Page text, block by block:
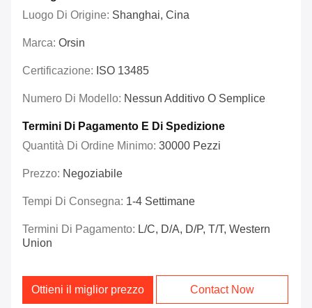
Luogo Di Origine: Shanghai, Cina
Marca: Orsin
Certificazione: ISO 13485
Numero Di Modello: Nessun Additivo O Semplice
Termini Di Pagamento E Di Spedizione
Quantità Di Ordine Minimo: 30000 Pezzi
Prezzo: Negoziabile
Tempi Di Consegna: 1-4 Settimane
Termini Di Pagamento: L/C, D/A, D/P, T/T, Western
Union
Ottieni il miglior prezzo Contact Now